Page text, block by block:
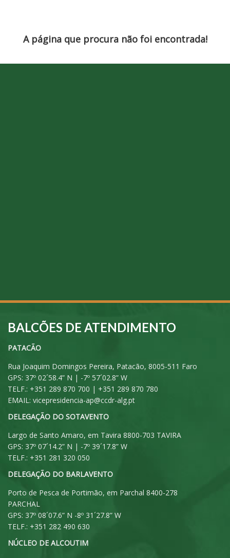
A página que procura não foi encontrada!
BALCÕES DE ATENDIMENTO
PATACÃO
Rua Joaquim Domingos Pereira, Patacão, 8005-511 Faro
GPS: 37º 02´58.4” N | -7º 57´02.8” W
TELF.: +351 289 870 700 | +351 289 870 780
EMAIL: vicepresidencia-ap@ccdr-alg.pt
DELEGAÇÃO DO SOTAVENTO
Largo de Santo Amaro, em Tavira 8800-703 TAVIRA
GPS: 37º 07´14.2” N | -7º 39´17.8” W
TELF.: +351 281 320 050
DELEGAÇÃO DO BARLAVENTO
Porto de Pesca de Portimão, em Parchal 8400-278
PARCHAL
GPS: 37º 08´07.6” N -8º 31´27.8” W
TELF.: +351 282 490 630
NÚCLEO DE ALCOUTIM